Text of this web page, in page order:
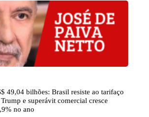
49,04 bilhões: Brasil resiste ao tarifaço
e superávit comercial cresce
no ano